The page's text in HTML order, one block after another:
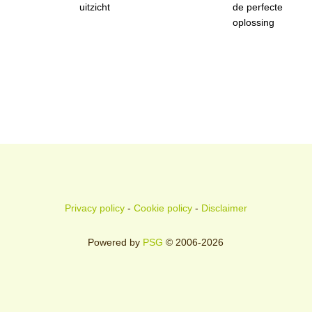
uitzicht
de perfecte
oplossing
Privacy policy- Cookie policy- Disclaimer
Powered by PSG © 2006-2026